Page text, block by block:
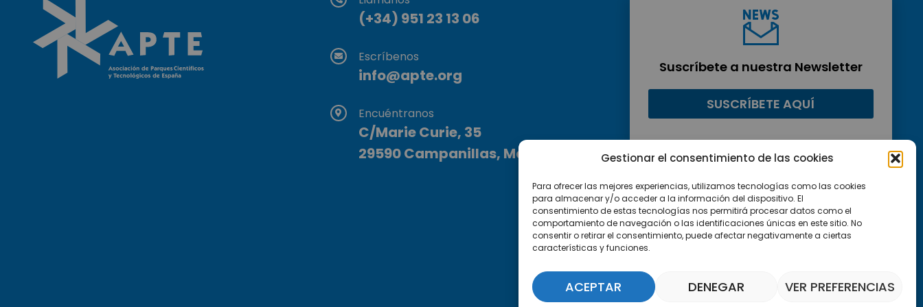
Gestionar el consentimiento de las cookies
Para ofrecer las mejores experiencias, utilizamos tecnologías como las cookies
para almacenar y/o acceder a la información del dispositivo. El
consentimiento de estas tecnologías nos permitirá procesar datos como el
comportamiento de navegación o las identificaciones únicas en este sitio. No
consentir o retirar el consentimiento, puede afectar negativamente a ciertas
características y funciones.
ACEPTAR DENEGAR VER PREFERENCIAS
(+34) 951 23 13 06
Escríbenos
info@apte.org
Encuéntranos
C/Marie Curie, 35
29590 Campanillas, Málaga
Suscríbete a nuestra Newsletter
SUSCRÍBETE AQUÍ